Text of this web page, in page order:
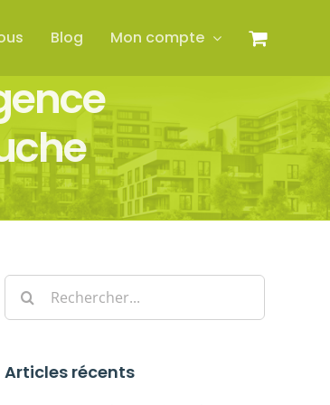
Blog Mon compte
Articles récents